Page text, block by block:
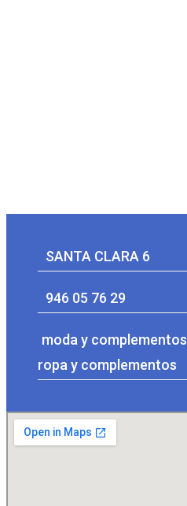
SANTA CLARA 6
946 05 76 29
moda y complementos
ropa y complementos